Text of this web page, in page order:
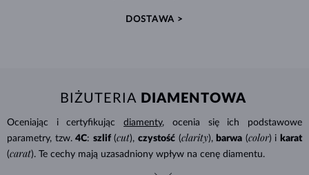
DOSTAWA >
BIŻUTERIA DIAMENTOWA
Oceniając i certyfikującdiamenty, ocenia się ich podstawowe
parametry, tzw. 4C: szlif (cut), czystość (clarity), barwa (color) i karat
(carat). Te cechy mają uzasadniony wpływ na cenę diamentu.